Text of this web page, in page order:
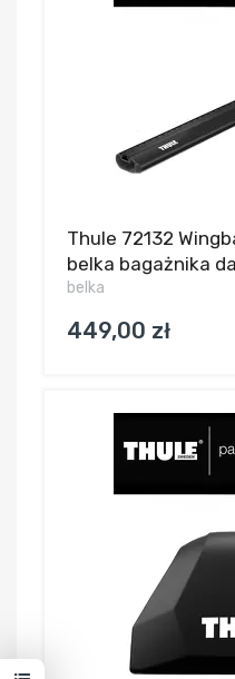
Thule 72132
belka bagażnika
belka
449,00 zł